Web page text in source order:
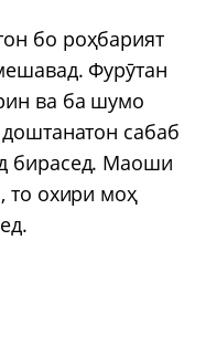
бо роҳбарият
Фурӯтан
ва ба шумо
сабаб
бирасед. Маоши
то охири моҳ